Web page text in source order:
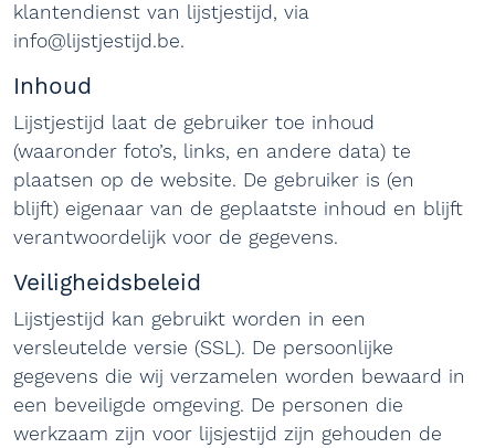
klantendienst van lijstjestijd, via
info@lijstjestijd.be.
Inhoud
Lijstjestijd laat de gebruiker toe inhoud
(waaronder foto’s, links, en andere data) te
plaatsen op de website. De gebruiker is (en
blijft) eigenaar van de geplaatste inhoud en blijft
verantwoordelijk voor de gegevens.
Veiligheidsbeleid
Lijstjestijd kan gebruikt worden in een
versleutelde versie (SSL). De persoonlijke
gegevens die wij verzamelen worden bewaard in
een beveiligde omgeving. De personen die
werkzaam zijn voor lijsjestijd zijn gehouden de